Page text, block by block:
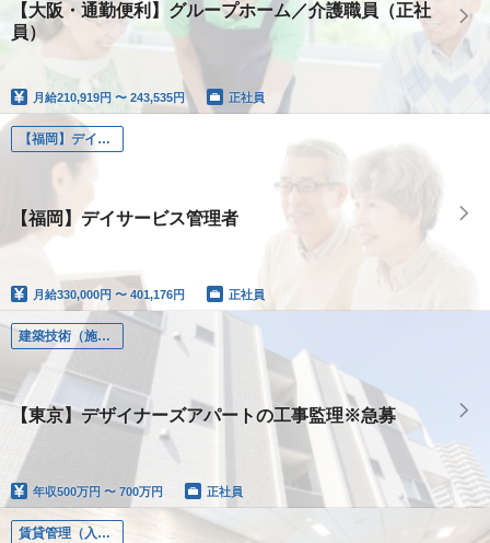
【大阪・通勤便利】グループホーム／介護職員（正社
員）
月給210,919円 〜 243,535円 正社員
【福岡】デイサービス管理者
【福岡】デイサービス管理者
月給330,000円 〜 401,176円 正社員
建築技術（施工管理、設計、土木、設備）
【東京】デザイナーズアパートの工事監理※急募
年収500万円 〜 700万円 正社員
賃貸管理（入居者様管理、オーナー様管理）